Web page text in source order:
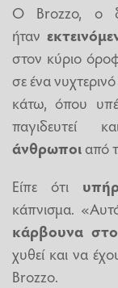
Ο Brozzo, ο
ήταν
στον κύριο
σε ένα
κάτω, όπου
άνθρωποιαπό
Είπε ότι
κάπνισμα.
κάρβουνα
χυθεί και να
Brozzo.